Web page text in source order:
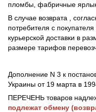
пломбы, фабричные
В случае возврата ,
потребителя с
курьерской доставки в
размере тарифов
Дополнение N 3 к
Украины от 19 марта в
ПЕРЕЧЕНЬ товаров
подлежат обмену